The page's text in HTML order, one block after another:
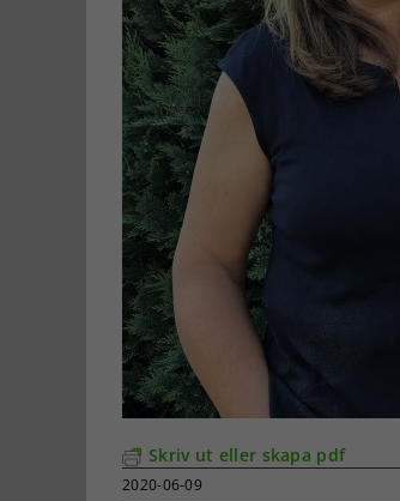
Skriv ut eller skapa pdf
2020-06-09